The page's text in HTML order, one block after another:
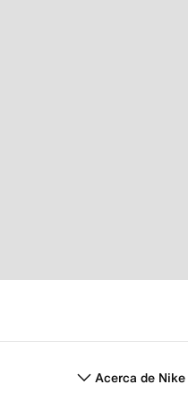
Acerca de Nike